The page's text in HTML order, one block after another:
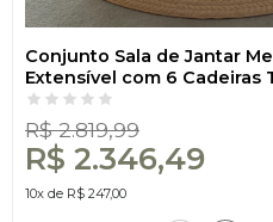
Conjunto Sala de Jantar
Extensível com 6 Cadeiras
Sintética Freijó/Off White/
Rústico
R$ 2.819,99
R$ 2.346,49
10x de R$ 247,00